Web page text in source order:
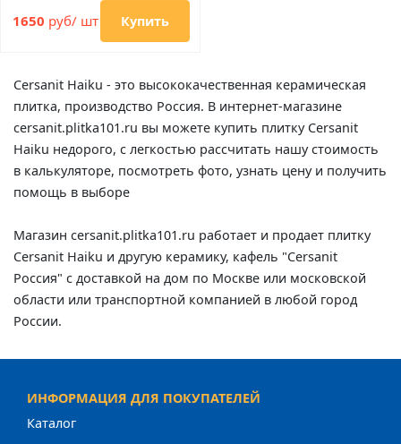
1650 руб/ шт Купить
Cersanit Haiku - это высококачественная керамическая
плитка, производство Россия. В интернет-магазине
cersanit.plitka101.ru вы можете купить плитку Cersanit
Haiku недорого, с легкостью рассчитать нашу стоимость
в калькуляторе, посмотреть фото, узнать цену и получить
помощь в выборе
Магазин cersanit.plitka101.ru работает и продает плитку
Cersanit Haiku и другую керамику, кафель "Cersanit
Россия" с доставкой на дом по Москве или московской
области или транспортной компанией в любой город
России.
ИНФОРМАЦИЯ ДЛЯ ПОКУПАТЕЛЕЙ
Каталог